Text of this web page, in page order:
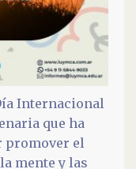
Internacional
que ha
promover el
mente y las